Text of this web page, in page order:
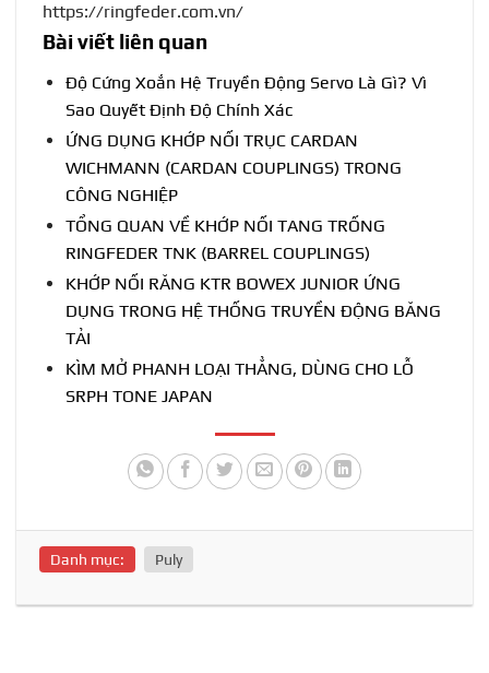
https://ringfeder.com.vn/
Bài viết liên quan
Độ Cứng Xoắn Hệ Truyền Động Servo Là Gì? Vì
Sao Quyết Định Độ Chính Xác
ỨNG DỤNG KHỚP NỐI TRỤC CARDAN
WICHMANN (CARDAN COUPLINGS) TRONG
CÔNG NGHIỆP
TỔNG QUAN VỀ KHỚP NỐI TANG TRỐNG
RINGFEDER TNK (BARREL COUPLINGS)
KHỚP NỐI RĂNG KTR BOWEX JUNIOR ỨNG
DỤNG TRONG HỆ THỐNG TRUYỀN ĐỘNG BĂNG
TẢI
KÌM MỞ PHANH LOẠI THẲNG, DÙNG CHO LỖ
SRPH TONE JAPAN
Danh mục: Puly